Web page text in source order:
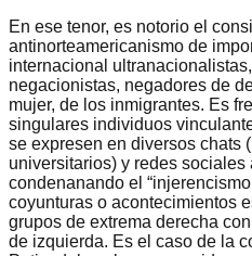
En ese tenor, es notorio el
antinorteamericanismo de
internacional
negacionistas, negadores de
mujer, de los inmigrantes. Es
singulares individuos
se expresen en diversos chats
universitarios) y redes sociales
condenanando el
coyunturas o acontecimientos
grupos de extrema derecha
de izquierda. Es el caso de la